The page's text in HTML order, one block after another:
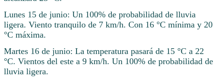
Lunes 15 de junio: Un 100% de probabilidad de lluvia
ligera. Viento tranquilo de 7 km/h. Con 16 °C mínima y 20
°C máxima.
Martes 16 de junio: La temperatura pasará de 15 °C a 22
°C. Vientos del este a 9 km/h. Un 100% de probabilidad de
lluvia ligera.